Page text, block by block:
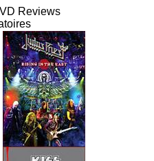
Reviews